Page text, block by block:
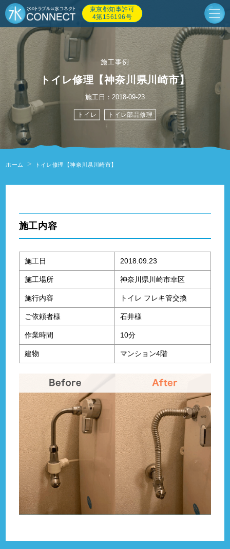
東京都知事許可
4第156196号
施工事例
トイレ修理【神奈川県川崎市】
施工日：2018-09-23
トイレ トイレ部品修理
ホーム トイレ修理【神奈川県川崎市】
施工内容
施工日 2018.09.23
施工場所 神奈川県川崎市幸区
施行内容 トイレ フレキ管交換
ご依頼者様 石井様
作業時間 10分
建物 マンション4階